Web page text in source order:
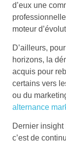
d’eux une
professionnelle
moteur
D’ailleurs,
horizons, la
acquis pour
certains vers
ou du
alternance
Dernier insight
c’est de